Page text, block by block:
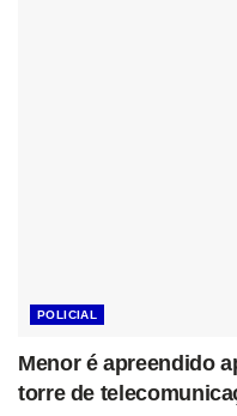
POLICIAL
Menor é apreendido
torre de